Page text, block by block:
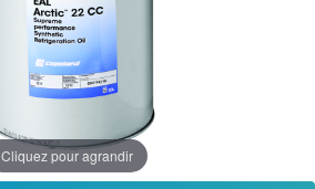
Cliquez pour agrandir